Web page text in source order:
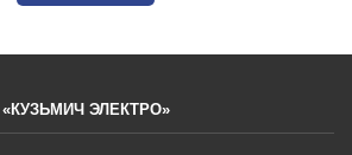
«КУЗЬМИЧ ЭЛЕКТРО»